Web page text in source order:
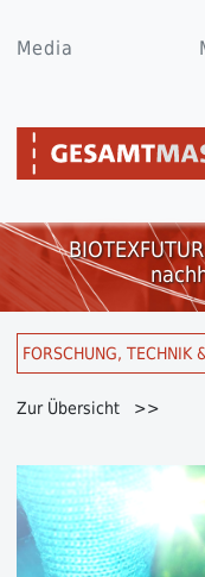
Media
FORSCHUNG, TECHNIK
Zur Übersicht >>